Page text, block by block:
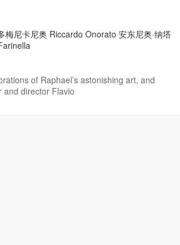
梅尼卡尼奥 Riccardo Onorato 安东尼奥·纳塔
of Raphael’s astonishing art, and
and director Flavio